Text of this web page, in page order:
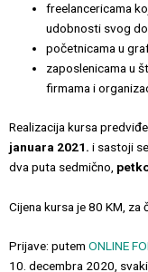
freelancericama
udobnosti svog
početnicama u
zaposlenicama u
firmama i
Realizacija kursa
januara 2021. i sastoji
dva puta sedmično,
Cijena kursa je 80 KM, za
Prijave: putem ONLINE
10. decembra 2020,